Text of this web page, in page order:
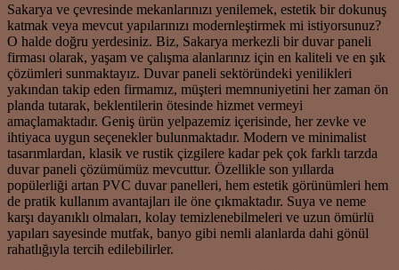
Sakarya ve çevresinde mekanlarınızı yenilemek, estetik bir dokunuş
katmak veya mevcut yapılarınızı modernleştirmek mi istiyorsunuz?
O halde doğru yerdesiniz. Biz, Sakarya merkezli bir duvar paneli
firması olarak, yaşam ve çalışma alanlarınız için en kaliteli ve en şık
çözümleri sunmaktayız. Duvar paneli sektöründeki yenilikleri
yakından takip eden firmamız, müşteri memnuniyetini her zaman ön
planda tutarak, beklentilerin ötesinde hizmet vermeyi
amaçlamaktadır. Geniş ürün yelpazemiz içerisinde, her zevke ve
ihtiyaca uygun seçenekler bulunmaktadır. Modern ve minimalist
tasarımlardan, klasik ve rustik çizgilere kadar pek çok farklı tarzda
duvar paneli çözümümüz mevcuttur. Özellikle son yıllarda
popülerliği artan PVC duvar panelleri, hem estetik görünümleri hem
de pratik kullanım avantajları ile öne çıkmaktadır. Suya ve neme
karşı dayanıklı olmaları, kolay temizlenebilmeleri ve uzun ömürlü
yapıları sayesinde mutfak, banyo gibi nemli alanlarda dahi gönül
rahatlığıyla tercih edilebilirler.